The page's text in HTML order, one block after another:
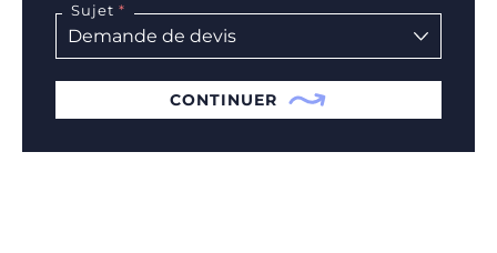
Sujet
CONTINUER